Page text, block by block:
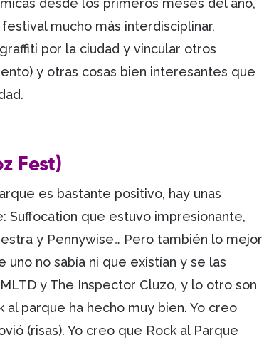
desde los primeros meses del año,
mucho más interdisciplinar,
por la ciudad y vincular otros
y otras cosas bien interesantes que
Fest)
es bastante positivo, hay unas
Suffocation que estuvo impresionante,
y Pennywise… Pero también lo mejor
no sabía ni que existían y se las
y The Inspector Cluzo, y lo otro son
parque ha hecho muy bien. Yo creo
(risas). Yo creo que Rock al Parque